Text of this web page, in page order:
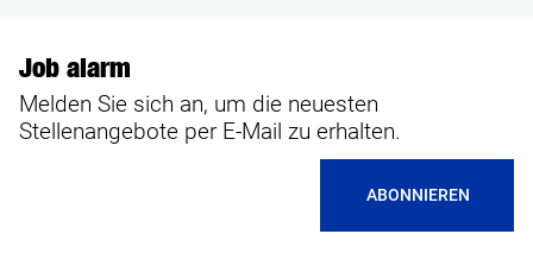
Job alarm
Melden Sie sich an, um die neuesten
Stellenangebote per E-Mail zu erhalten.
ABONNIEREN